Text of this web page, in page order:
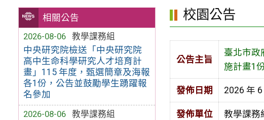
相關公告
2026-08-06
教學課務組
中央研究院檢送「中央研究院
高中生命科學研究人才培育計
畫」115 年度，甄選簡章及海報
各1份，公告並鼓勵學生踴躍報
名參加
2026-08-06
教學課務組
校園公告
公告主旨
臺北市政
施計畫1
發佈日期 2026 年 6
發佈單位 教學課務